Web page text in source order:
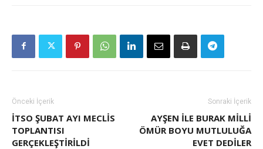
Önceki İçerik
İTSO ŞUBAT AYI MECLIS
TOPLANTISI
GERÇEKLEŞTIRILDI
Sonraki İçerik
AYŞEN ILE BURAK MILLI
ÖMÜR BOYU MUTLULUĞA
EVET DEDILER